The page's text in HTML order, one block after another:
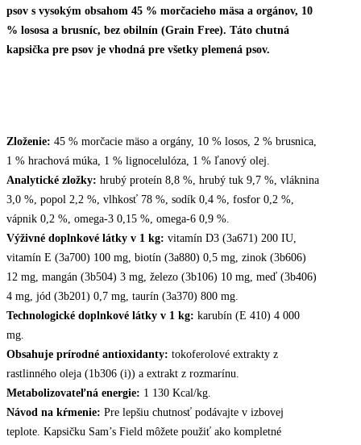
psov s vysokým obsahom 45 % morčacieho mäsa a orgánov, 10
% lososa a brusníc, bez obilnín (Grain Free). Táto chutná
kapsička pre psov je vhodná pre všetky plemená psov.
Zloženie: 45 % morčacie mäso a orgány, 10 % losos, 2 % brusnica,
1 % hrachová múka, 1 % lignocelulóza, 1 % ľanový olej.
Analytické zložky: hrubý proteín 8,8 %, hrubý tuk 9,7 %, vláknina
3,0 %, popol 2,2 %, vlhkosť 78 %, sodík 0,4 %, fosfor 0,2 %,
vápnik 0,2 %, omega-3 0,15 %, omega-6 0,9 %.
Výživné doplnkové látky v 1 kg: vitamín D3 (3a671) 200 IU,
vitamín E (3a700) 100 mg, biotín (3a880) 0,5 mg, zinok (3b606)
12 mg, mangán (3b504) 3 mg, železo (3b106) 10 mg, meď (3b406)
4 mg, jód (3b201) 0,7 mg, taurín (3a370) 800 mg.
Technologické doplnkové látky v 1 kg: karubín (E 410) 4 000
mg.
Obsahuje prírodné antioxidanty: tokoferolové extrakty z
rastlinného oleja (1b306 (i)) a extrakt z rozmarínu.
Metabolizovateľná energie: 1 130 Kcal/kg.
Návod na kŕmenie: Pre lepšiu chutnosť podávajte v izbovej
teplote. Kapsičku Sam’s Field môžete použiť ako kompletné